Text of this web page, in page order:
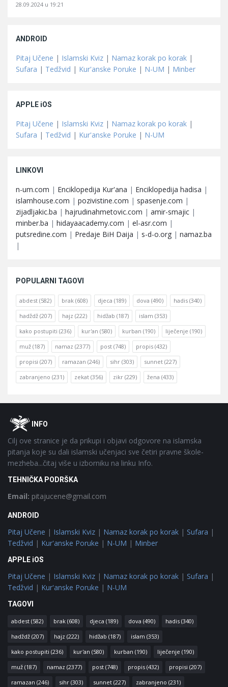
28.09.2024 u 19:21
ANDROID
Pitaj Učene | Islamski Kviz | Namaz korak po korak |
Sufara | Tedžvid | Kur'anske Poruke | N-UM | Minber
APPLE iOS
Pitaj Učene | Islamski Kviz | Namaz korak po korak |
Sufara | Tedžvid | Kur'anske Poruke | N-UM
LINKOVI
n-um.com | Enciklopedija Kur'ana | Enciklopedija hadisa |
islamhouse.com | pozivistine.com | spasenje.com |
zijadljakic.ba | hajrudinahmetovic.com | amir-smajic |
minber.ba | hidayaacademy.com | el-asr.com |
putsredine.com | Predaje BiH Daija | s-d-o.org | namaz.ba
|
POPULARNI TAGOVI
abdest (582) brak (608) djeca (189) dova (490) hadis (340)
hadždž (207) hajz (222) hidžab (187) islam (353)
kako postupiti (236) kur'an (580) kurban (190) liječenje (190)
muž (187) namaz (2377) post (748) propis (432)
propisi (207) ramazan (246) sihr (303) sunnet (227)
zabranjeno (231) zekat (356) zikr (229) žena (433)
FooterOINFO
Cilj ove stranice je da prikupi i objavi odgovore na islamska
pitanja koje su dali islamski učenjaci sve četiri pravne škole-
mezheba...čitaj više u izborniku na linku Info.
TEHNIČKA PODRŠKA
Email: pitajucene@gmail.com
ANDROID
Pitaj Učene | Islamski Kviz | Namaz korak po korak | Sufara |
Tedžvid | Kur'anske Poruke | N-UM | Minber
APPLE iOS
Pitaj Učene | Islamski Kviz | Namaz korak po korak | Sufara |
Tedžvid | Kur'anske Poruke | N-UM
TAGOVI
abdest (582) brak (608) djeca (189) dova (490) hadis (340)
hadždž (207) hajz (222) hidžab (187) islam (353)
kako postupiti (236) kur'an (580) kurban (190) liječenje (190)
muž (187) namaz (2377) post (748) propis (432) propisi (207)
ramazan (246) sihr (303) sunnet (227) zabranjeno (231)